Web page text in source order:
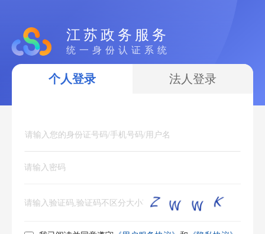
江苏政务服务
统一身份认证系统
个人登录 法人登录